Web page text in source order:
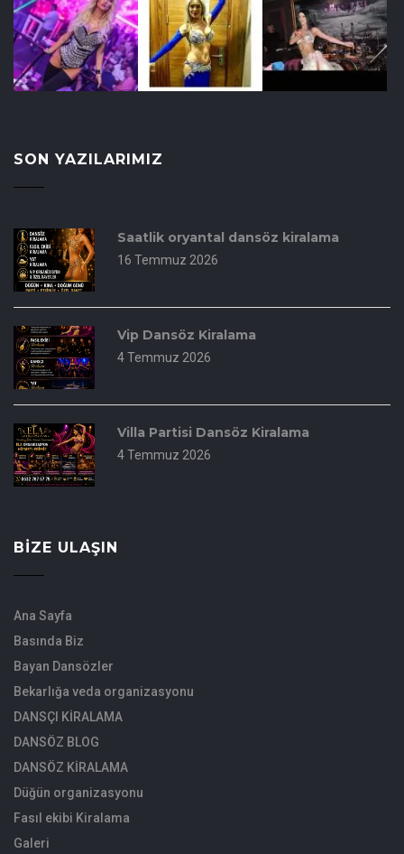
SON YAZILARIMIZ
Saatlik oryantal dansöz kiralama
16 Temmuz 2026
Vip Dansöz Kiralama
4 Temmuz 2026
Villa Partisi Dansöz Kiralama
4 Temmuz 2026
BIZE ULAŞIN
Ana Sayfa
Basında Biz
Bayan Dansözler
Bekarlığa veda organizasyonu
DANSÇI KİRALAMA
DANSÖZ BLOG
DANSÖZ KİRALAMA
Düğün organizasyonu
Fasıl ekibi Kiralama
Galeri